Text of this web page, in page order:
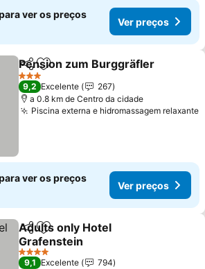
ver os preços
Ver preços
PartilharAdicionar aos favoritos
Pension zum Burggräfler
3 Estrelas
9,2 Excelente
267
a 0.8 km de Centro da cidade
Piscina externa e hidromassagem relaxante
ver os preços
Ver preços
PartilharAdicionar aos favoritos
Adults only Hotel
Grafenstein
4 Estrelas
9,1 Excelente
794